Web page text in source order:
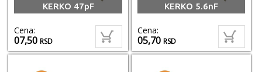
KERKO 47pF
Cena:
07,50RSD
KERKO 5.6nF
Cena:
05,70RSD